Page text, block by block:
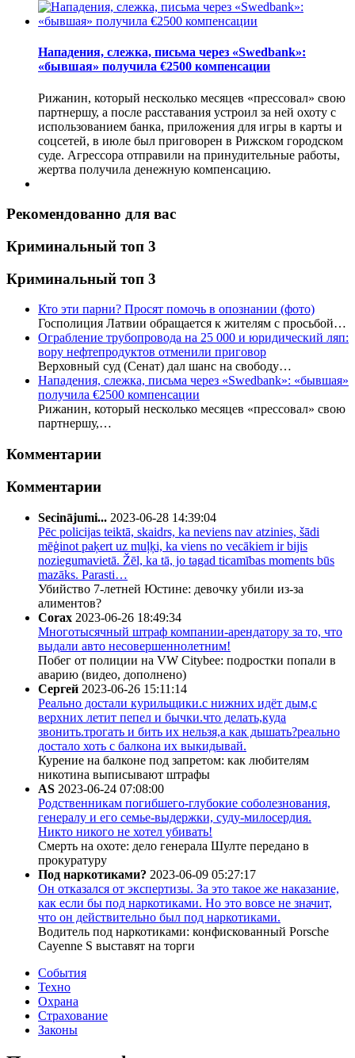
Нападения, слежка, письма через «Swedbank»:
«бывшая» получила €2500 компенсации
Рижанин, который несколько месяцев «прессовал» свою
партнершу, а после расставания устроил за ней охоту с
использованием банка, приложения для игры в карты и
соцсетей, в июле был приговорен в Рижском городском
суде. Агрессора отправили на принудительные работы,
жертва получила денежную компенсацию.
Рекомендованно для вас
Криминальный топ 3
Криминальный топ 3
Кто эти парни? Просят помочь в опознании (фото)
Госполиция Латвии обращается к жителям с просьбой…
Ограбление трубопровода на 25 000 и юридический ляп:
вору нефтепродуктов отменили приговор
Верховный суд (Сенат) дал шанс на свободу…
Нападения, слежка, письма через «Swedbank»: «бывшая»
получила €2500 компенсации
Рижанин, который несколько месяцев «прессовал» свою
партнершу,…
Комментарии
Комментарии
Secinājumi... 2023-06-28 14:39:04
Pēc policijas teiktā, skaidrs, ka neviens nav atzinies, šādi
mēģinot paķert uz muļķi, ka viens no vecākiem ir bijis
noziegumavietā. Žēl, ka tā, jo tagad ticamības moments būs
mazāks. Parasti…
Убийство 7-летней Юстине: девочку убили из-за
алиментов?
Corax 2023-06-26 18:49:34
Многотысячный штраф компании-арендатору за то, что
выдали авто несовершеннолетним!
Побег от полиции на VW Citybee: подростки попали в
аварию (видео, дополнено)
Сергей 2023-06-26 15:11:14
Реально достали курильщики.с нижних идёт дым,с
верхних летит пепел и бычки.что делать,куда
звонить.трогать и бить их нельзя,а как дышать?реально
достало хоть с балкона их выкидывай.
Курение на балконе под запретом: как любителям
никотина выписывают штрафы
AS 2023-06-24 07:08:00
Родственникам погибшего-глубокие соболезнования,
генералу и его семье-выдержки, суду-милосердия.
Никто никого не хотел убивать!
Смерть на охоте: дело генерала Шулте передано в
прокуратуру
Под наркотиками? 2023-06-09 05:27:17
Он отказался от экспертизы. За это такое же наказание,
как если бы под наркотиками. Но это вовсе не значит,
что он действительно был под наркотиками.
Водитель под наркотиками: конфискованный Porsche
Cayenne S выставят на торги
События
Техно
Охрана
Страхование
Законы